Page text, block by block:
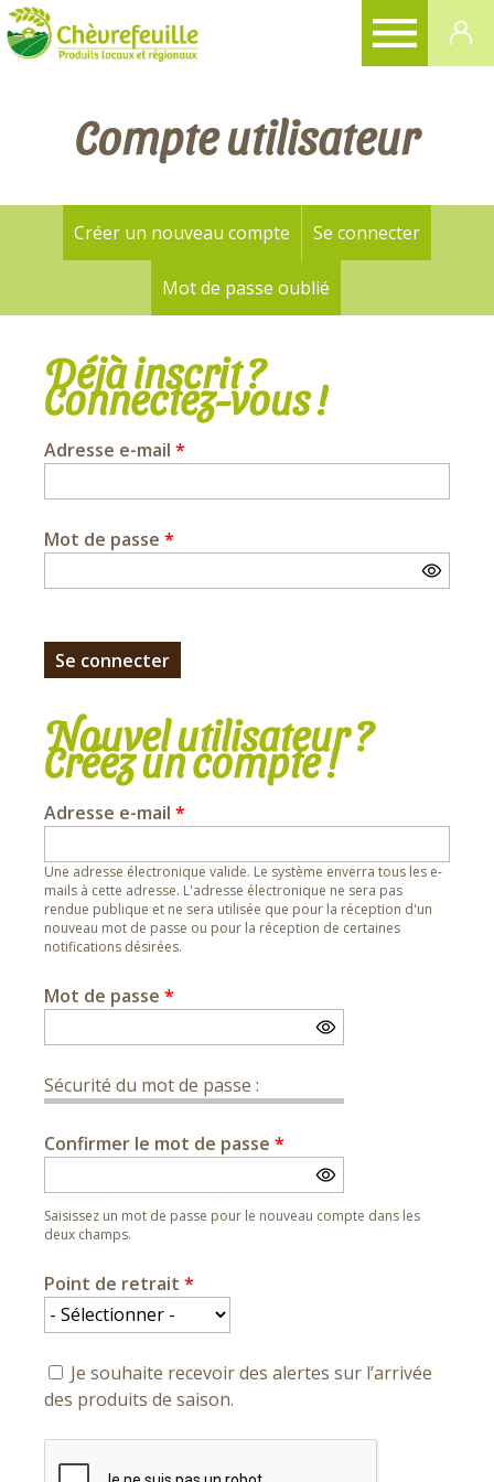
Compte utilisateur
Onglets
principaux
Créer un nouveau compte Se connecter(onglet
Mot de passe oublié
Déjà inscrit ?
Connectez-vous !
Adresse e-mail *
Mot de passe *
Nouvel utilisateur ?
Créez un compte !
Adresse e-mail *
Une adresse électronique valide. Le système enverra tous les e-
mails à cette adresse. L'adresse électronique ne sera pas
rendue publique et ne sera utilisée que pour la réception d'un
nouveau mot de passe ou pour la réception de certaines
notifications désirées.
Mot de passe *
Sécurité du mot de passe :
Confirmer le mot de passe *
Saisissez un mot de passe pour le nouveau compte dans les
deux champs.
Point de retrait *
Je souhaite recevoir des alertes sur l’arrivée
des produits de saison.